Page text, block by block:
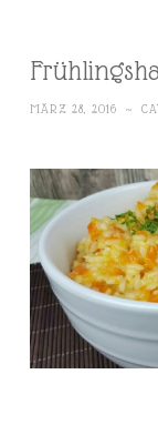
MÄRZ 28, 2016 ~